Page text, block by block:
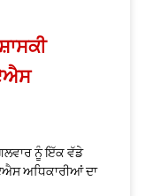
ਨੂੰ ਇੱਕ ਵੱਡੇ
ਅਧਿਕਾਰੀਆਂ ਦਾ